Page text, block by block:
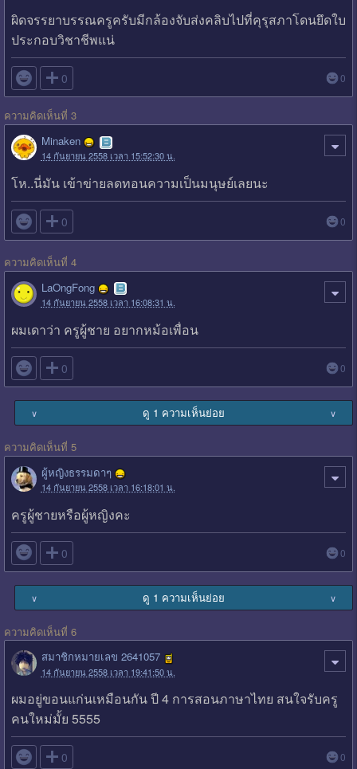
ผิดจรรยาบรรณครูครับมีกล้องจับส่งคลิบไปที่คุรุสภาโดนยึดใบ
ประกอบวิชาชีพแน่
 0 0
ความคิดเห็นที่ 3
Minaken
14 กันยายน 2558 เวลา 15:52:30 น.
โห..นี่มัน เข้าข่ายลดทอนความเป็นมนุษย์เลยนะ
 0 0
ความคิดเห็นที่ 4
LaOngFong
14 กันยายน 2558 เวลา 16:08:31 น.
ผมเดาว่า ครูผู้ชาย อยากหม้อเพื่อน
 0 0
∨ ดู 1 ความเห็นย่อย ∨
ความคิดเห็นที่ 5
ผู้หญิงธรรมดาๆ
14 กันยายน 2558 เวลา 16:18:01 น.
ครูผู้ชายหรือผู้หญิงคะ
 0 0
∨ ดู 1 ความเห็นย่อย ∨
ความคิดเห็นที่ 6
สมาชิกหมายเลข 2641057
14 กันยายน 2558 เวลา 19:41:50 น.
ผมอยู่ขอนแก่นเหมือนกัน ปี 4 การสอนภาษาไทย สนใจรับครู
คนใหม่มั้ย 5555
 0 0